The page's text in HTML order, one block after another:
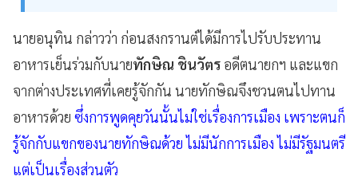
นายอนุทิน กล่าวว่า ก่อนสงกรานต์ได้มีการไปรับประทาน
อาหารเย็นร่วมกับนายทักษิณ ชินวัตร อดีตนายกฯ และแขก
จากต่างประเทศที่เคยรู้จักกัน นายทักษิณจึงชวนตนไปทาน
อาหารด้วย ซึ่งการพูดคุยวันนั้นไม่ใช่เรื่องการเมือง เพราะตนก็
รู้จักกับแขกของนายทักษิณด้วย ไม่มีนักการเมือง ไม่มีรัฐมนตรี
แต่เป็นเรื่องส่วนตัว